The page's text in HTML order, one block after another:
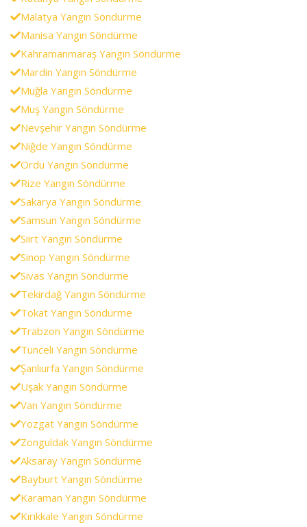
Malatya Yangın Söndürme
Manisa Yangın Söndürme
Kahramanmaraş Yangın Söndürme
Mardin Yangın Söndürme
Muğla Yangın Söndürme
Muş Yangın Söndürme
Nevşehir Yangın Söndürme
Niğde Yangın Söndürme
Ordu Yangın Söndürme
Rize Yangın Söndürme
Sakarya Yangın Söndürme
Samsun Yangın Söndürme
Siirt Yangın Söndürme
Sinop Yangın Söndürme
Sivas Yangın Söndürme
Tekirdağ Yangın Söndürme
Tokat Yangın Söndürme
Trabzon Yangın Söndürme
Tunceli Yangın Söndürme
Şanlıurfa Yangın Söndürme
Uşak Yangın Söndürme
Van Yangın Söndürme
Yozgat Yangın Söndürme
Zonguldak Yangın Söndürme
Aksaray Yangın Söndürme
Bayburt Yangın Söndürme
Karaman Yangın Söndürme
Kırıkkale Yangın Söndürme